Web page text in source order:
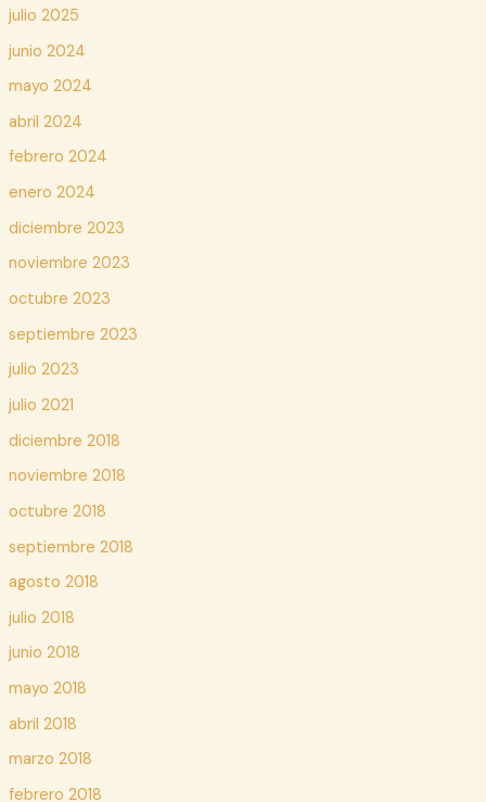
julio 2025
junio 2024
mayo 2024
abril 2024
febrero 2024
enero 2024
diciembre 2023
noviembre 2023
octubre 2023
septiembre 2023
julio 2023
julio 2021
diciembre 2018
noviembre 2018
octubre 2018
septiembre 2018
agosto 2018
julio 2018
junio 2018
mayo 2018
abril 2018
marzo 2018
febrero 2018